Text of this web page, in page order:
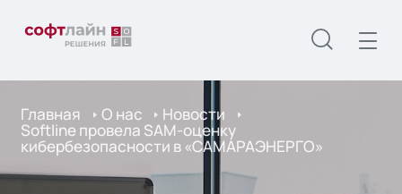
Главная О нас Новости
Softline провела SAM-оценку
кибербезопасности в «САМАРАЭНЕРГО»